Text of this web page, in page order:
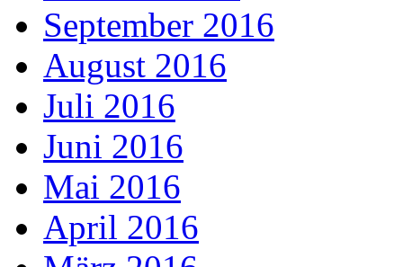
September 2016
August 2016
Juli 2016
Juni 2016
Mai 2016
April 2016